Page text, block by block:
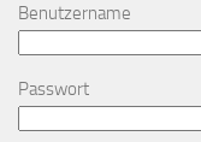
Benutzername
Passwort